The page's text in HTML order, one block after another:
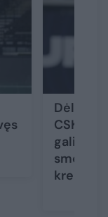
Dėl
CSKA
smogė